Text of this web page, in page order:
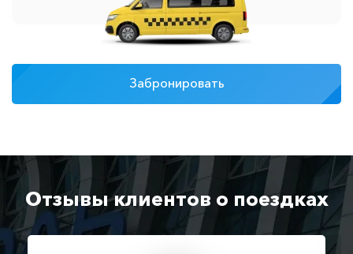
Забронировать
Отзывы клиентов о поездках